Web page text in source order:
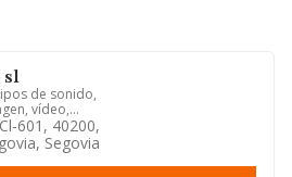
sl
de sonido,
vídeo,
informátic...
601, 40200,
Segovia